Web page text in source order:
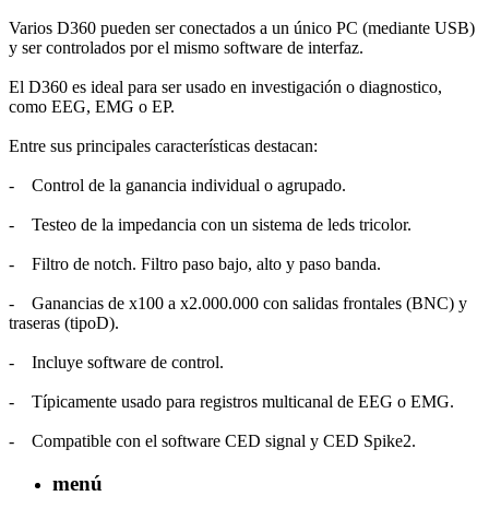
Varios D360 pueden ser conectados a un único PC (mediante USB)
y ser controlados por el mismo software de interfaz.
El D360 es ideal para ser usado en investigación o diagnostico,
como EEG, EMG o EP.
Entre sus principales características destacan:
- Control de la ganancia individual o agrupado.
- Testeo de la impedancia con un sistema de leds tricolor.
- Filtro de notch. Filtro paso bajo, alto y paso banda.
- Ganancias de x100 a x2.000.000 con salidas frontales (BNC) y
traseras (tipoD).
- Incluye software de control.
- Típicamente usado para registros multicanal de EEG o EMG.
- Compatible con el software CED signal y CED Spike2.
menú